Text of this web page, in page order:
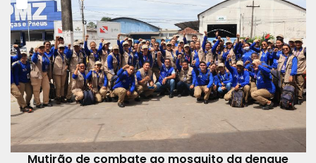
Mutirão de combate ao mosquito da dengue